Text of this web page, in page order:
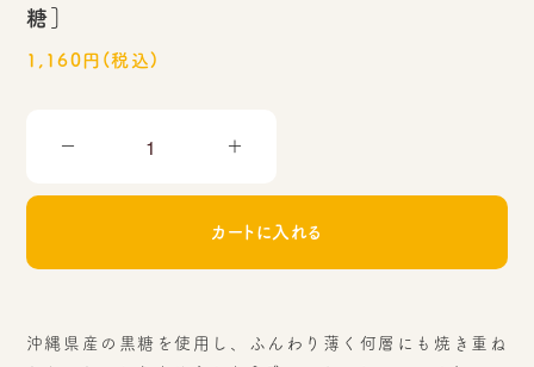
糖］
1,160円(税込)
－ ＋
カートに入れる
沖縄県産の黒糖を使用し、ふんわり薄く何層にも焼き重ね